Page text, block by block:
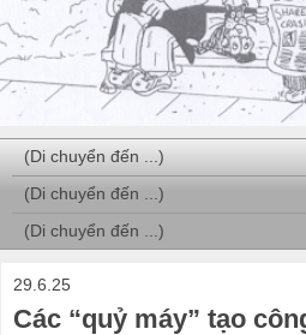
29.6.25
Các “quỷ máy” tạo